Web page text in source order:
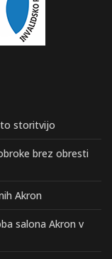
storitvijo
brez obresti
Akron
salona Akron v